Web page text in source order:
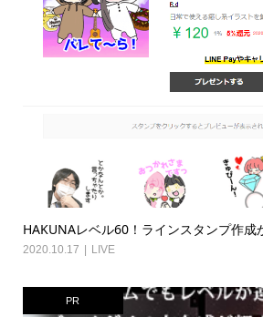
HAKUNAレベル60！ラインスタンプ作成
2020.10.17 LIVE
PR